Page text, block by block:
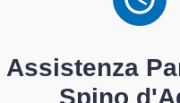
Assistenza
Spino